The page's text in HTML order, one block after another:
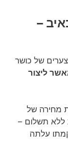
–
של כושר
ליצור
מחירה של
ללא תשלום –
עלתה